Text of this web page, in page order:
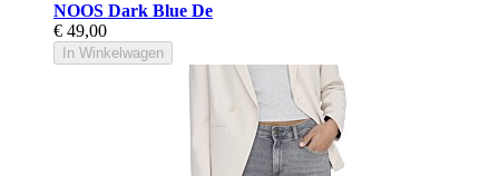
NOOS Dark Blue De
€ 49,00
In Winkelwagen